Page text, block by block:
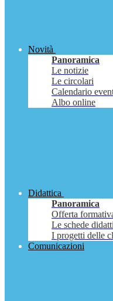
Novità
Panoramica
Le notizie
Le circolari
Calendario
Albo online
Didattica
Panoramica
Offerta
Le schede
I progetti delle
Comunicazioni